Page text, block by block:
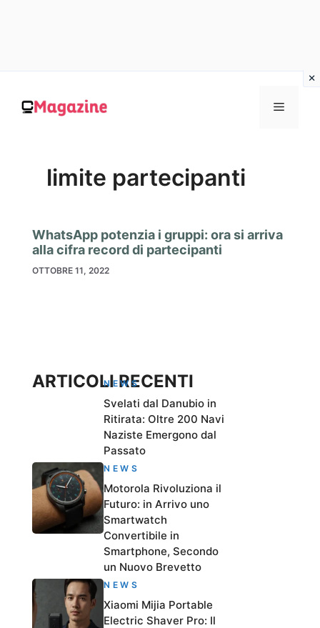
contenuto
MENU
limite partecipanti
WhatsApp potenzia i gruppi: ora si arriva
alla cifra record di partecipanti
OTTOBRE 11, 2022
ARTICOLI RECENTI
NEWS
Svelati dal Danubio in
Ritirata: Oltre 200 Navi
Naziste Emergono dal
Passato
NEWS
Motorola Rivoluziona il
Futuro: in Arrivo uno
Smartwatch
Convertibile in
Smartphone, Secondo
un Nuovo Brevetto
NEWS
Xiaomi Mijia Portable
Electric Shaver Pro: Il